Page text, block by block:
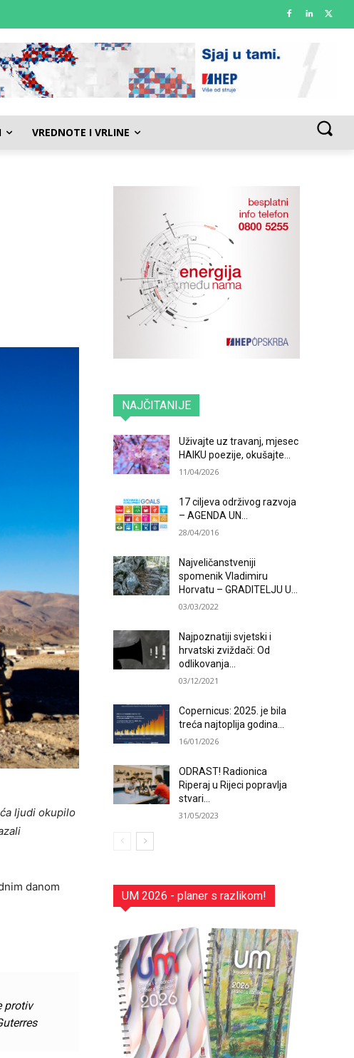
VREDNOTE I VRLINE
ljudi okupilo
danom
protiv
NAJČITANIJE
Uživajte uz travanj, mjesec
HAIKU poezije, okušajte...
11/04/2026
17 ciljeva održivog razvoja
– AGENDA UN...
28/04/2016
Najveličanstveniji
spomenik Vladimiru
Horvatu – GRADITELJU U...
03/03/2022
Najpoznatiji svjetski i
hrvatski zviždači: Od
odlikovanja...
03/12/2021
Copernicus: 2025. je bila
treća najtoplija godina...
16/01/2026
ODRAST! Radionica
Riperaj u Rijeci popravlja
stvari...
31/05/2023
UM 2026 - planer s razlikom!